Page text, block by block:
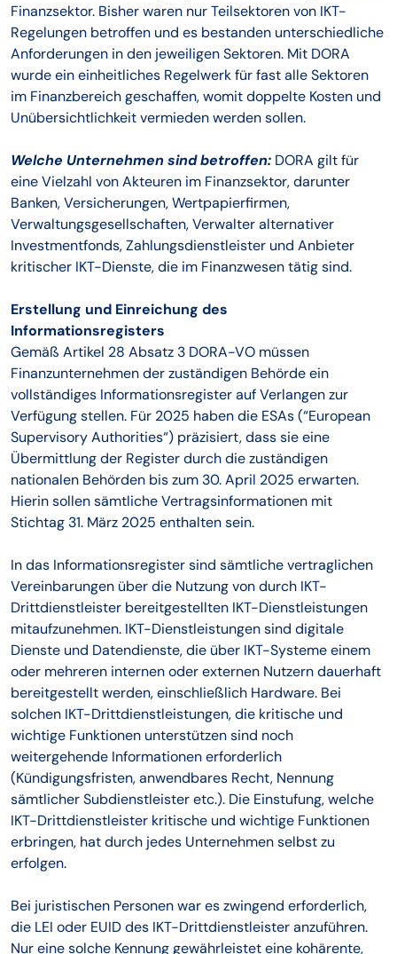
Finanzsektor. Bisher waren nur Teilsektoren von IKT-
Regelungen betroffen und es bestanden unterschiedliche
Anforderungen in den jeweiligen Sektoren. Mit DORA
wurde ein einheitliches Regelwerk für fast alle Sektoren
im Finanzbereich geschaffen, womit doppelte Kosten und
Unübersichtlichkeit vermieden werden sollen.
Welche Unternehmen sind betroffen: DORA gilt für
eine Vielzahl von Akteuren im Finanzsektor, darunter
Banken, Versicherungen, Wertpapierfirmen,
Verwaltungsgesellschaften, Verwalter alternativer
Investmentfonds, Zahlungsdienstleister und Anbieter
kritischer IKT-Dienste, die im Finanzwesen tätig sind.
Erstellung und Einreichung des
Informationsregisters
Gemäß Artikel 28 Absatz 3 DORA-VO müssen
Finanzunternehmen der zuständigen Behörde ein
vollständiges Informationsregister auf Verlangen zur
Verfügung stellen. Für 2025 haben die ESAs (“European
Supervisory Authorities“) präzisiert, dass sie eine
Übermittlung der Register durch die zuständigen
nationalen Behörden bis zum 30. April 2025 erwarten.
Hierin sollen sämtliche Vertragsinformationen mit
Stichtag 31. März 2025 enthalten sein.
In das Informationsregister sind sämtliche vertraglichen
Vereinbarungen über die Nutzung von durch IKT-
Drittdienstleister bereitgestellten IKT-Dienstleistungen
mitaufzunehmen. IKT-Dienstleistungen sind digitale
Dienste und Datendienste, die über IKT-Systeme einem
oder mehreren internen oder externen Nutzern dauerhaft
bereitgestellt werden, einschließlich Hardware. Bei
solchen IKT-Drittdienstleistungen, die kritische und
wichtige Funktionen unterstützen sind noch
weitergehende Informationen erforderlich
(Kündigungsfristen, anwendbares Recht, Nennung
sämtlicher Subdienstleister etc.). Die Einstufung, welche
IKT-Drittdienstleister kritische und wichtige Funktionen
erbringen, hat durch jedes Unternehmen selbst zu
erfolgen.
Bei juristischen Personen war es zwingend erforderlich,
die LEI oder EUID des IKT-Drittdienstleister anzuführen.
Nur eine solche Kennung gewährleistet eine kohärente,